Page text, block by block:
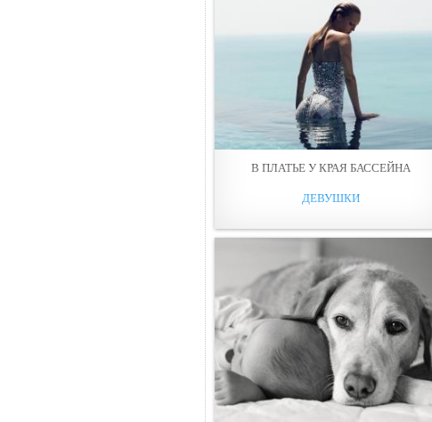
В ПЛАТЬЕ У КРАЯ БАССЕЙНА
ДЕВУШКИ